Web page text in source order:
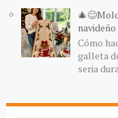
Cómo
galleta
seria